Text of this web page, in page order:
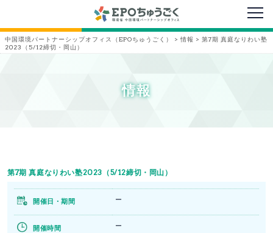
メニ
中国環境パートナーシップオフィス（EPOちゅうごく） > 情報 > 第7期 真庭なりわい塾
2023（5/12締切・岡山）
情報
第7期 真庭なりわい塾2023（5/12締切・岡山）
開催日・期間 ー
開催時間 ー